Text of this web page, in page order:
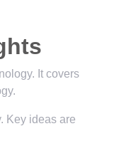
It covers
Key ideas are